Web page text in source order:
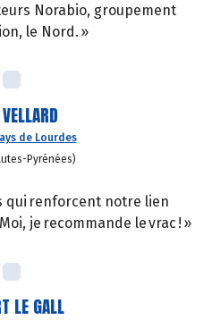
Norabio, groupement
le Nord. »
de Lourdes
Pyrénées)
qui renforcent notre lien
je recommande le vrac ! »
LE GALL